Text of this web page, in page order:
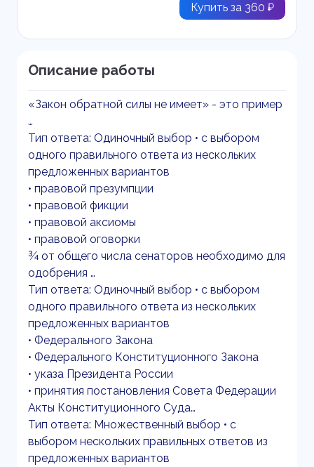
Купить за 360 ₽
Описание работы
«Закон обратной силы не имеет» - это пример
…
Тип ответа: Одиночный выбор • с выбором
одного правильного ответа из нескольких
предложенных вариантов
• правовой презумпции
• правовой фикции
• правовой аксиомы
• правовой оговорки
¾ от общего числа сенаторов необходимо для
одобрения …
Тип ответа: Одиночный выбор • с выбором
одного правильного ответа из нескольких
предложенных вариантов
• Федерального Закона
• Федерального Конституционного Закона
• указа Президента России
• принятия постановления Совета Федерации
Акты Конституционного Суда…
Тип ответа: Множественный выбор • с
выбором нескольких правильных ответов из
предложенных вариантов